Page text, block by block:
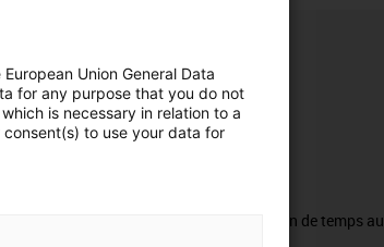
50% de gain de temps au
Union General Data
for any purpose that you do not
is necessary in relation to a
to use your data for